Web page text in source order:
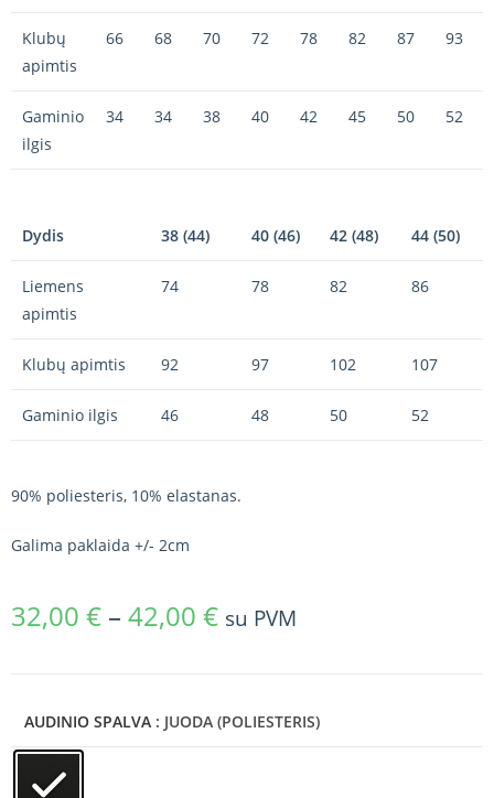
Klubų
apimtis
66 68 70 72 78 82 87 93
Gaminio
ilgis
34 34 38 40 42 45 50 52
Dydis 38 (44) 40 (46) 42 (48) 44 (50)
Liemens
apimtis
74 78 82 86
Klubų apimtis 92 97 102 107
Gaminio ilgis 46 48 50 52
90% poliesteris, 10% elastanas.
Galima paklaida +/- 2cm
32,00 € – 42,00 € su PVM
AUDINIO SPALVA : JUODA (POLIESTERIS)